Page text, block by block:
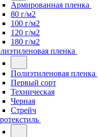
Армированная пленка
80 г/м2
100 г/м2
120 г/м2
180 г/м2
пленка
Полиэтиленовая пленка
Первый сорт
Техническая
Черная
Стрейч